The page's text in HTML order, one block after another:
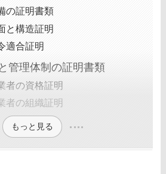
の証明書類
と構造証明
適合証明
管理体制の証明書類
者の資格証明
者の組織証明
もっと見る